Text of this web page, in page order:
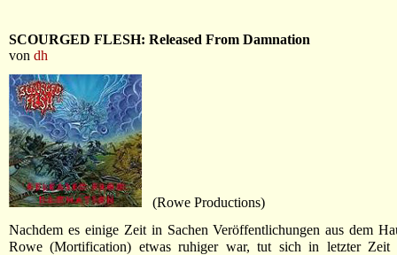
SCOURGED FLESH: Released From Damnation
von dh
(Rowe Productions)
Nachdem es einige Zeit in Sachen Veröffentlichungen aus dem
Rowe (Mortification) etwas ruhiger war, tut sich in letzter Zeit